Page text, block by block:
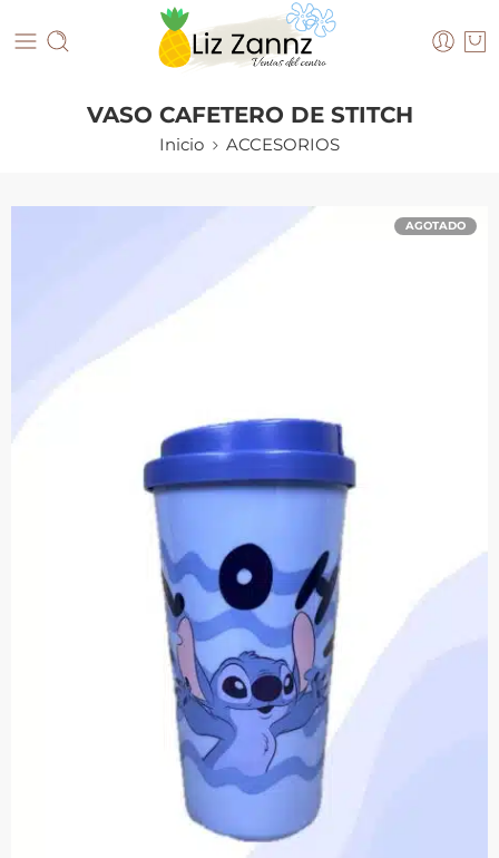
VASO CAFETERO DE STITCH
Inicio ACCESORIOS
AGOTADO